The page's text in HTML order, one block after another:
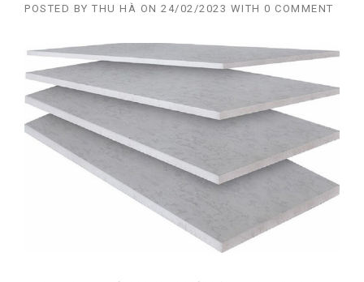
POSTED BY THU HÀ ON 24/02/2023 WITH 0 COMMENT